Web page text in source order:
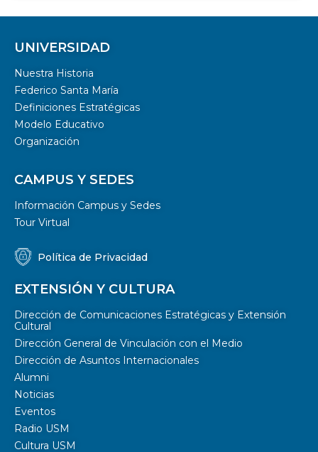
UNIVERSIDAD
Nuestra Historia
Federico Santa María
Definiciones Estratégicas
Modelo Educativo
Organización
CAMPUS Y SEDES
Información Campus y Sedes
Tour Virtual
Política de Privacidad
EXTENSIÓN Y CULTURA
Dirección de Comunicaciones Estratégicas y Extensión
Cultural
Dirección General de Vinculación con el Medio
Dirección de Asuntos Internacionales
Alumni
Noticias
Eventos
Radio USM
Cultura USM